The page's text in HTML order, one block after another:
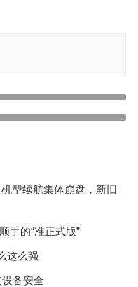
型续航集体崩盘，新旧
手的“准正式版”
这么强
备安全